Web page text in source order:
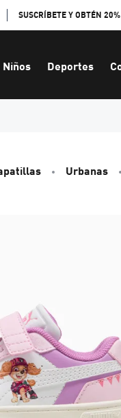
SUSCRÍBETE Y OBTÉN
Niños Deportes
Urbanas